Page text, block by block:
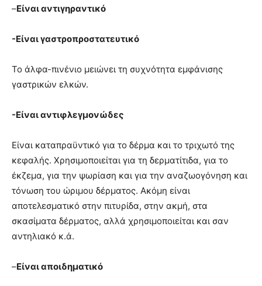
–Είναι αντιγηραντικό
-Είναι γαστροπροστατευτικό
Το άλφα-πινένιο μειώνει τη συχνότητα εμφάνισης
γαστρικών ελκών.
-Είναι αντιφλεγμονώδες
Είναι καταπραϋντικό για το δέρμα και το τριχωτό της
κεφαλής. Χρησιμοποιείται για τη δερματίτιδα, για το
έκζεμα, για την ψωρίαση και για την αναζωογόνηση και
τόνωση του ώριμου δέρματος. Ακόμη είναι
αποτελεσματικό στην πιτυρίδα, στην ακμή, στα
σκασίματα δέρματος, αλλά χρησιμοποιείται και σαν
αντηλιακό κ.ά.
–Είναι αποιδηματικό